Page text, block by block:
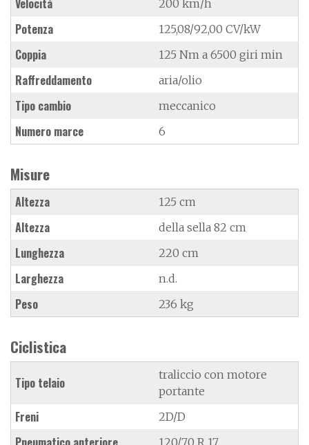
200 km/h
Potenza 125,08/92,00 CV/kW
Coppia 125 Nm a 6500 giri min
Raffreddamento aria/olio
Tipo cambio meccanico
Numero marce 6
Misure
Altezza 125 cm
Altezza della sella 82 cm
Lunghezza 220 cm
Larghezza n.d.
Peso 236 kg
Ciclistica
Tipo telaio
traliccio con motore
portante
Freni 2D/D
120/70 R 17